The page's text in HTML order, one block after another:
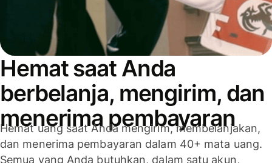
Hemat saat Anda
berbelanja, mengirim, dan
menerima pembayaran
Hemat uang saat Anda mengirim, membelanjakan,
dan menerima pembayaran dalam 40+ mata uang.
Semua yang Anda butuhkan, dalam satu akun,